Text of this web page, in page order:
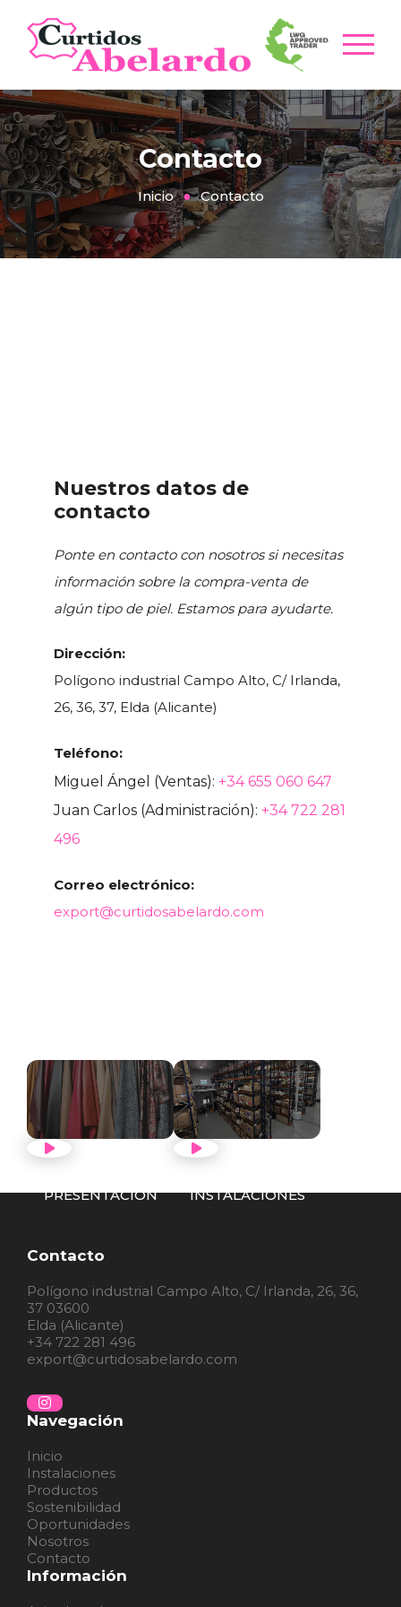
Contacto
Inicio Contacto
Nuestros datos de
contacto
Ponte en contacto con nosotros si necesitas
información sobre la compra-venta de
algún tipo de piel. Estamos para ayudarte.
Dirección:
Polígono industrial Campo Alto, C/ Irlanda,
26, 36, 37, Elda (Alicante)
Teléfono:
Miguel Ángel (Ventas): +34 655 060 647
Juan Carlos (Administración): +34 722 281
496
Correo electrónico:
export@curtidosabelardo.com
PRESENTACIÓN
INSTALACIONES
Contacto
Polígono industrial Campo Alto, C/ Irlanda, 26, 36,
37 03600
Elda (Alicante)
+34 722 281 496
export@curtidosabelardo.com
Navegación
Inicio
Instalaciones
Productos
Sostenibilidad
Oportunidades
Nosotros
Contacto
Información